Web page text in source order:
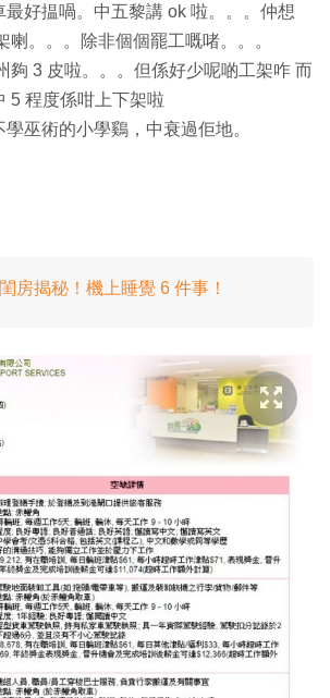
最好揾喎。中五黎講 ok 啦。。。仲想
喇。。。除非個個罷工嘅啫。。。
夠 3 皮啦。。。但係好少呢啲工架咋 而
5 程度係咁上下架啦
巫術的小學鷄，中衰過佢地。
房揭秘！機上睡覺 6 件事！